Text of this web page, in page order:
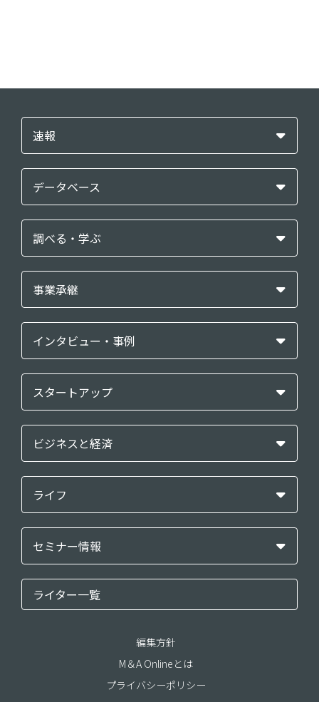
速報
データベース
調べる・学ぶ
事業承継
インタビュー・事例
スタートアップ
ビジネスと経済
ライフ
セミナー情報
ライター一覧
編集方針
M＆A Onlineとは
プライバシーポリシー